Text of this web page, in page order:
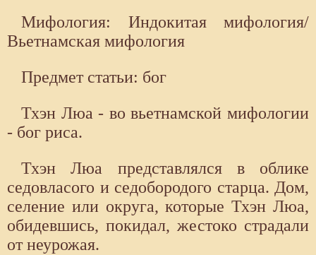
Мифология: Индокитая мифология/
Вьетнамская мифология
Предмет статьи: бог
Тхэн Люа - во вьетнамской мифологии
- бог риса.
Тхэн Люа представлялся в облике
седовласого и седобородого старца. Дом,
селение или округа, которые Тхэн Люа,
обидевшись, покидал, жестоко страдали
от неурожая.